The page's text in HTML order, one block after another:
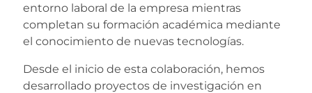
entorno laboral de la empresa mientras
completan su formación académica mediante
el conocimiento de nuevas tecnologías.
Desde el inicio de esta colaboración, hemos
desarrollado proyectos de investigación en